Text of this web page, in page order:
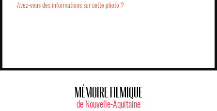
Avez-vous des informations sur cette photo ?
MÉMOIRE FILMIQUE
de Nouvelle-Aquitaine